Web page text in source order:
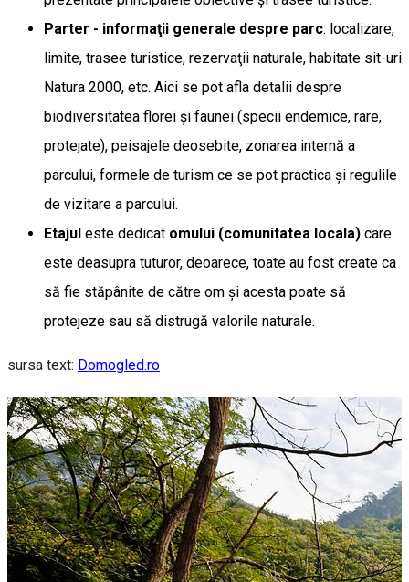
Parter - informaţii generale despre parc: localizare,
limite, trasee turistice, rezervaţii naturale, habitate sit-uri
Natura 2000, etc. Aici se pot afla detalii despre
biodiversitatea florei şi faunei (specii endemice, rare,
protejate), peisajele deosebite, zonarea internă a
parcului, formele de turism ce se pot practica şi regulile
de vizitare a parcului.
Etajul este dedicat omului (comunitatea locala) care
este deasupra tuturor, deoarece, toate au fost create ca
să fie stăpânite de către om şi acesta poate să
protejeze sau să distrugă valorile naturale.
sursa text: Domogled.ro